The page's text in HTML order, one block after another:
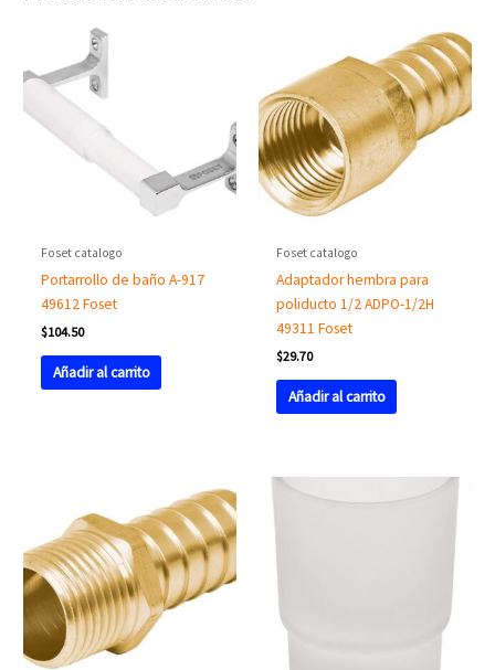
Foset catalogo
Portarrollo de baño A-917
49612 Foset
$104.50
Añadir al carrito
Foset catalogo
Adaptador hembra para
poliducto 1/2 ADPO-1/2H
49311 Foset
$29.70
Añadir al carrito